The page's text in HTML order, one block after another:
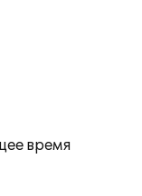
время